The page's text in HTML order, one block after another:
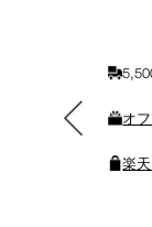
オ
楽